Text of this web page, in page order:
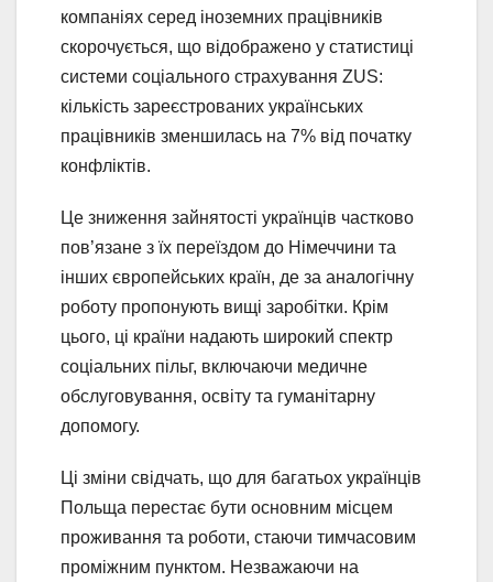
компаніях серед іноземних працівників
скорочується, що відображено у статистиці
системи соціального страхування ZUS:
кількість зареєстрованих українських
працівників зменшилась на 7% від початку
конфліктів.
Це зниження зайнятості українців частково
пов’язане з їх переїздом до Німеччини та
інших європейських країн, де за аналогічну
роботу пропонують вищі заробітки. Крім
цього, ці країни надають широкий спектр
соціальних пільг, включаючи медичне
обслуговування, освіту та гуманітарну
допомогу.
Ці зміни свідчать, що для багатьох українців
Польща перестає бути основним місцем
проживання та роботи, стаючи тимчасовим
проміжним пунктом. Незважаючи на